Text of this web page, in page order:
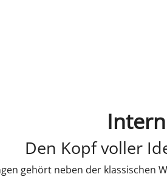
Den Kopf voller
gehört neben der klassischen